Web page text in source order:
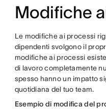
Modifiche
Le modifiche ai processi
dipendenti svolgono il
modifiche ai processi
di lavoro completamente
spesso hanno un impatto
quotidiana del tuo team.
Esempio di modifica del